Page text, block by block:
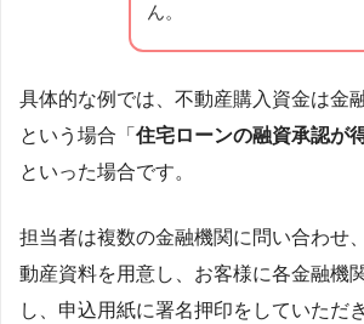
ん。
具体的な例では、不動産購入資金は金
という場合「 住宅ローンの融資承認が
といった場合です。
担当者は複数の金融機関に問い合わせ
動産資料を用意し、お客様に各金融機
し、申込用紙に署名押印をしていただ